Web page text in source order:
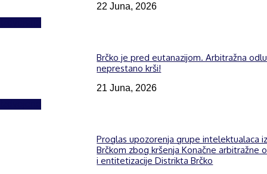
22 Juna, 2026
Brčko je pred eutanazijom. Arbitražna
neprestano krši!
21 Juna, 2026
Proglas upozorenja grupe intelektualaca
Brčkom zbog kršenja Konačne arbitražne
i entitetizacije Distrikta Brčko